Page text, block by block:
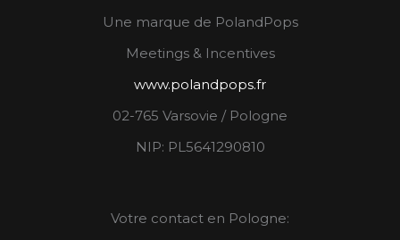
Une marque de PolandPops
Meetings & Incentives
www.polandpops.fr
02-765 Varsovie / Pologne
NIP: PL5641290810
Votre contact en Pologne: